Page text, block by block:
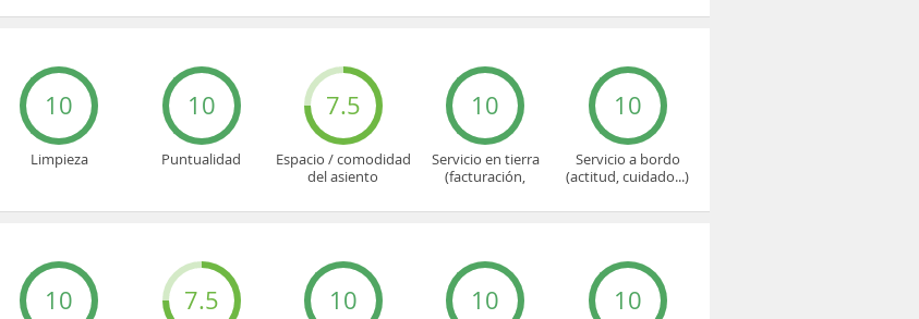
10
Limpieza
10
Puntualidad
7.5
Espacio / comodidad
del asiento
10
Servicio en tierra
(facturación,
10
Servicio a bordo
(actitud, cuidado...)
10 7.5 10 10 10